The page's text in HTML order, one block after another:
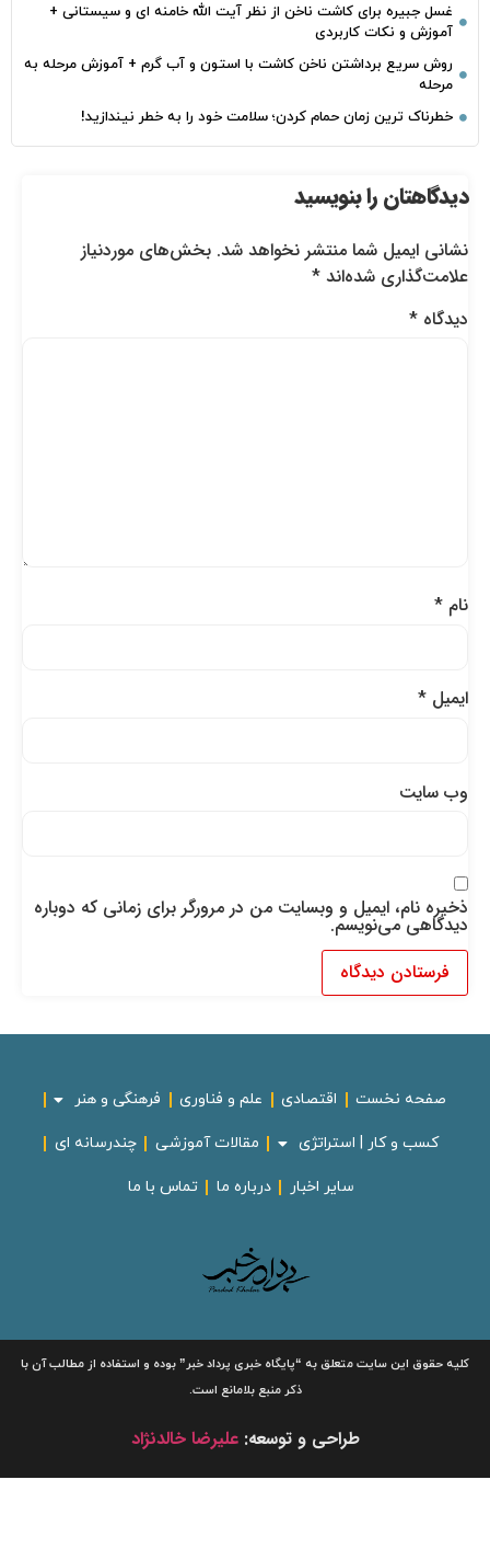
غسل جبیره برای کاشت ناخن از نظر آیت الله خامنه ای و سیستانی +
آموزش و نکات کاربردی
روش سریع برداشتن ناخن کاشت با استون و آب گرم + آموزش مرحله به
مرحله
خطرناک‌ ترین زمان‌ حمام کردن؛ سلامت خود را به خطر نیندازید!
دیدگاهتان را بنویسید
نشانی ایمیل شما منتشر نخواهد شد. بخش‌های موردنیاز
علامت‌گذاری شده‌اند*
دیدگاه*
نام*
ایمیل*
وب‌ سایت
ذخیره نام، ایمیل و وبسایت من در مرورگر برای زمانی که دوباره
دیدگاهی می‌نویسم.
صفحه نخست اقتصادی علم و فناوری فرهنگی و هنر
کسب و کار | استراتژی مقالات آموزشی چندرسانه ای
سایر اخبار درباره ما تماس با ما
کلیه حقوق این سایت متعلق به“پایگاه خبریپرداد خبر”بوده و استفاده از مطالب آن با
ذکر منبع بلامانع است.
طراحی و توسعه:علیرضا خالدنژاد